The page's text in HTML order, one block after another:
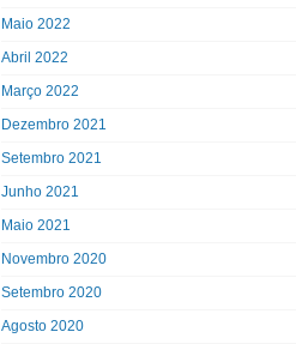
Maio 2022
Abril 2022
Março 2022
Dezembro 2021
Setembro 2021
Junho 2021
Maio 2021
Novembro 2020
Setembro 2020
Agosto 2020